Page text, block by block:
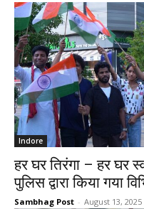
Indore
हर घर तिरंगा – हर घर
पुलिस द्वारा किया गया
Sambhag Post - August 13, 2025